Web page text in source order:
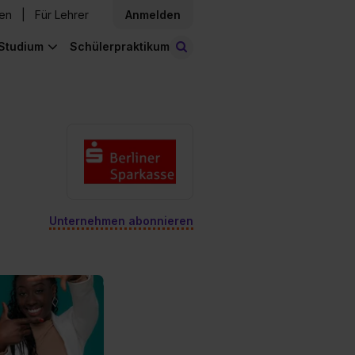
Für Lehrer Anmelden
Schülerpraktikum
Unternehmen abonnieren